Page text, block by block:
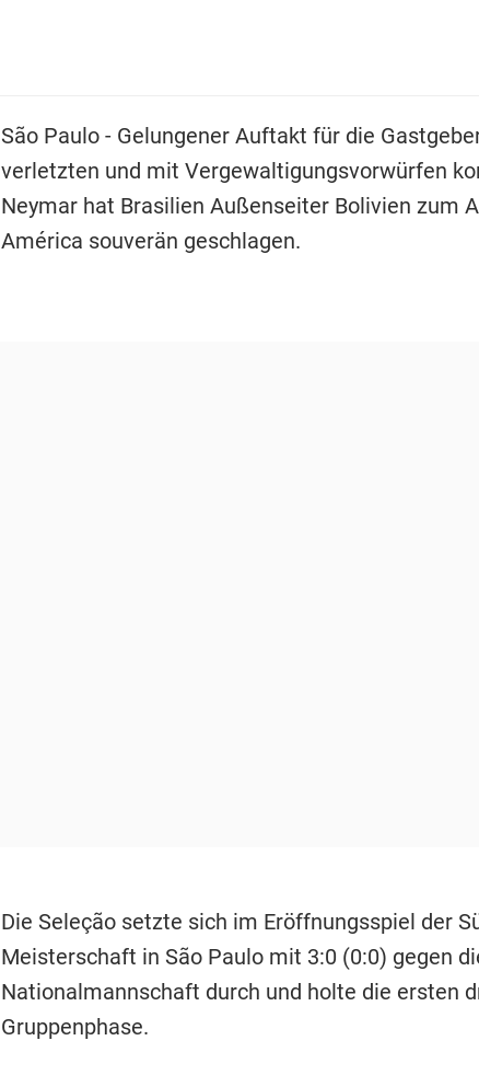
São Paulo - Gelungener Auftakt für die
verletzten und mit Vergewaltigungsvorwürfen
Neymar hat Brasilien Außenseiter Bolivien zum
América souverän geschlagen.
Die Seleção setzte sich im Eröffnungsspiel der
Meisterschaft in São Paulo mit 3:0 (0:0) gegen
Nationalmannschaft durch und holte die ersten
Gruppenphase.